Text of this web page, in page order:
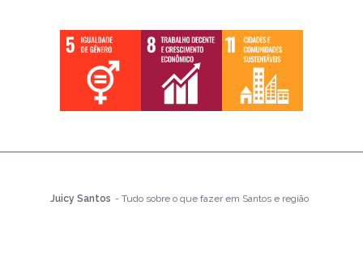
Juicy Santos - Tudo sobre o que fazer em Santos e região